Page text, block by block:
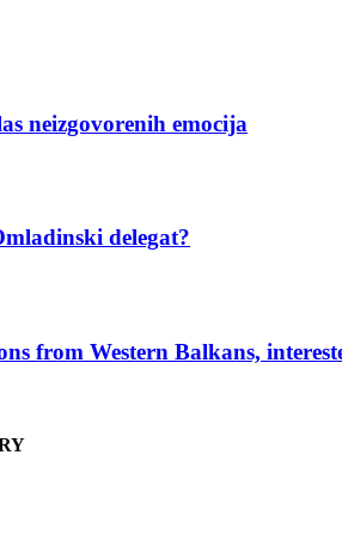
neizgovorenih emocija
delegat?
from Western Balkans,